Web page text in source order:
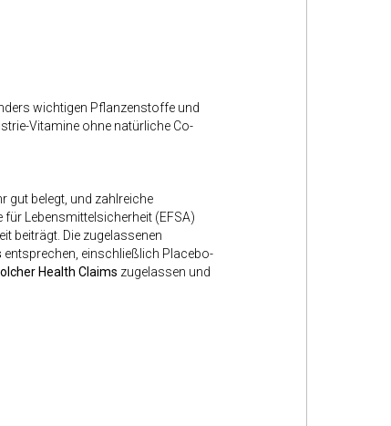
wichtigen Pflanzenstoffe und
Vitamine ohne natürliche Co-
gut belegt, und zahlreiche
Lebensmittelsicherheit (EFSA)
beiträgt. Die zugelassenen
entsprechen, einschließlich Placebo-
Health Claims zugelassen und